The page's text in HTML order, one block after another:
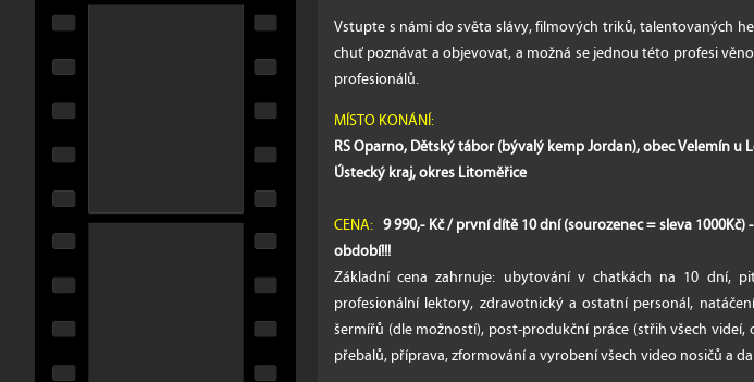
Vstupte s námi do světa slávy, filmových triků, talentovaných
chuť poznávat a objevovat, a možná se jednou této profesi
profesionálů.
MÍSTO KONÁNÍ:
RS Oparno, Dětský tábor (bývalý kemp Jordan), obec Velemín u
Ústecký kraj, okres Litoměřice
CENA: 9 990,- Kč / první dítě 10 dní (sourozenec = sleva
období!!!
Základní cena zahrnuje: ubytování v chatkách na 10 dní,
profesionální lektory, zdravotnický a ostatní personál,
šermířů (dle možností), post-produkční práce (střih všech
přebalů, příprava, zformování a vyrobení všech video nosičů a